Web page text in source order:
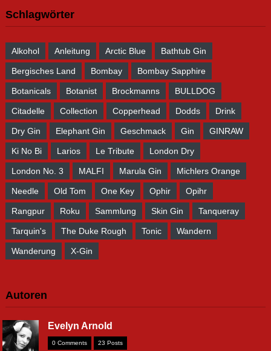
Schlagwörter
Alkohol Anleitung Arctic Blue Bathtub Gin
Bergisches Land Bombay Bombay Sapphire
Botanicals Botanist Brockmanns BULLDOG
Citadelle Collection Copperhead Dodds Drink
Dry Gin Elephant Gin Geschmack Gin GINRAW
Ki No Bi Larios Le Tribute London Dry
London No. 3 MALFI Marula Gin Michlers Orange
Needle Old Tom One Key Ophir Opihr
Rangpur Roku Sammlung Skin Gin Tanqueray
Tarquin's The Duke Rough Tonic Wandern
Wanderung X-Gin
Autoren
Evelyn Arnold
0 Comments 23 Posts